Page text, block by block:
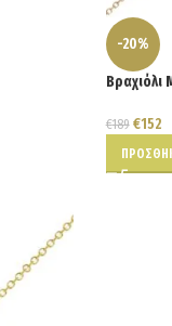
-20%
€189 €152